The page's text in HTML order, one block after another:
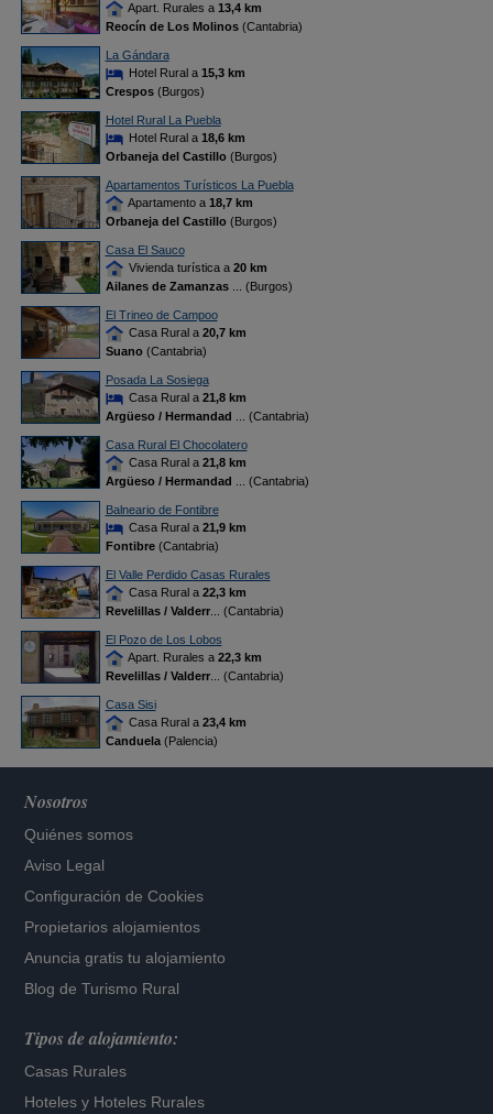
Apart. Rurales a 13,4 km
Reocín de Los Molinos(Cantabria)
La Gándara
Hotel Rural a 15,3 km
Crespos(Burgos)
Hotel Rural La Puebla
Hotel Rural a 18,6 km
Orbaneja del Castillo(Burgos)
Apartamentos Turísticos La Puebla
Apartamento a 18,7 km
Orbaneja del Castillo(Burgos)
Casa El Sauco
Vivienda turística a 20 km
Ailanes de Zamanzas
... (Burgos)
El Trineo de Campoo
Casa Rural a 20,7 km
Suano(Cantabria)
Posada La Sosiega
Casa Rural a 21,8 km
Argüeso / Hermandad
... (Cantabria)
Casa Rural El Chocolatero
Casa Rural a 21,8 km
Argüeso / Hermandad
... (Cantabria)
Balneario de Fontibre
Casa Rural a 21,9 km
Fontibre(Cantabria)
El Valle Perdido Casas Rurales
Casa Rural a 22,3 km
Revelillas / Valderr... (Cantabria)
El Pozo de Los Lobos
Apart. Rurales a 22,3 km
Revelillas / Valderr... (Cantabria)
Casa Sisi
Casa Rural a 23,4 km
Canduela(Palencia)
Nosotros
Quiénes somos
Aviso Legal
Configuración de Cookies
Propietarios alojamientos
Anuncia gratis tu alojamiento
Blog de Turismo Rural
Tipos de alojamiento:
Casas Rurales
Hoteles y Hoteles Rurales